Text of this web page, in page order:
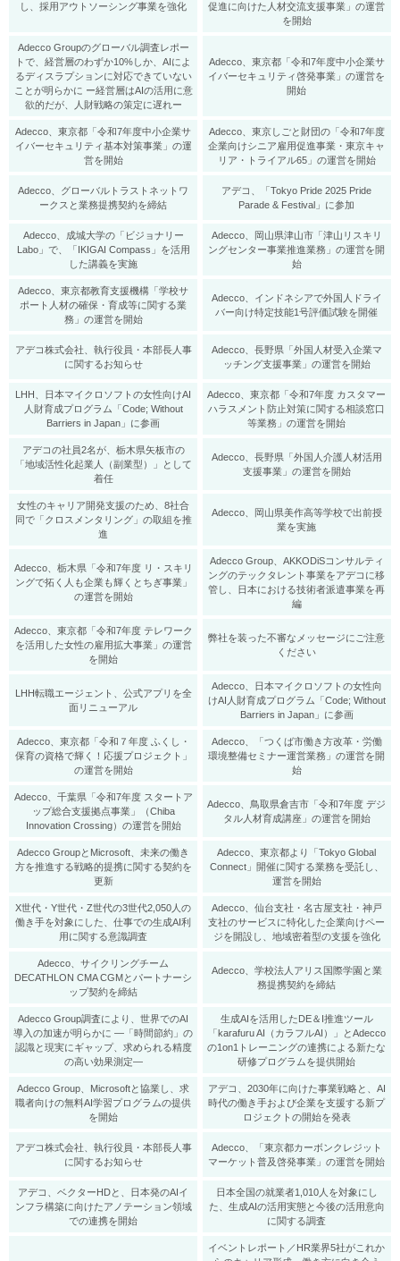
し、採用アウトソーシング事業を強化
促進に向けた人材交流支援事業」の運営
を開始
Adecco Groupのグローバル調査レポー
トで、経営層のわずか10%しか、AIによ
るディスラプションに対応できていない
ことが明らかに ー経営層はAIの活用に意
欲的だが、人財戦略の策定に遅れー
Adecco、東京都「令和7年度中小企業サ
イバーセキュリティ啓発事業」の運営を
開始
Adecco、東京都「令和7年度中小企業サ
イバーセキュリティ基本対策事業」の運
営を開始
Adecco、東京しごと財団の「令和7年度
企業向けシニア雇用促進事業・東京キャ
リア・トライアル65」の運営を開始
Adecco、グローバルトラストネットワ
ークスと業務提携契約を締結
アデコ、「Tokyo Pride 2025 Pride
Parade & Festival」に参加
Adecco、成城大学の「ビジョナリー
Labo」で、「IKIGAI Compass」を活用
した講義を実施
Adecco、岡山県津山市「津山リスキリ
ングセンター事業推進業務」の運営を開
始
Adecco、東京都教育支援機構「学校サ
ポート人材の確保・育成等に関する業
務」の運営を開始
Adecco、インドネシアで外国人ドライ
バー向け特定技能1号評価試験を開催
アデコ株式会社、執行役員・本部長人事
に関するお知らせ
Adecco、長野県「外国人材受入企業マ
ッチング支援事業」の運営を開始
LHH、日本マイクロソフトの女性向けAI
人財育成プログラム「Code; Without
Barriers in Japan」に参画
Adecco、東京都「令和7年度 カスタマー
ハラスメント防止対策に関する相談窓口
等業務」の運営を開始
アデコの社員2名が、栃木県矢板市の
「地域活性化起業人（副業型）」として
着任
Adecco、長野県「外国人介護人材活用
支援事業」の運営を開始
女性のキャリア開発支援のため、8社合
同で「クロスメンタリング」の取組を推
進
Adecco、岡山県美作高等学校で出前授
業を実施
Adecco、栃木県「令和7年度 リ・スキリ
ングで拓く人も企業も輝くとちぎ事業」
の運営を開始
Adecco Group、AKKODiSコンサルティ
ングのテックタレント事業をアデコに移
管し、日本における技術者派遣事業を再
編
Adecco、東京都「令和7年度 テレワーク
を活用した女性の雇用拡大事業」の運営
を開始
弊社を装った不審なメッセージにご注意
ください
LHH転職エージェント、公式アプリを全
面リニューアル
Adecco、日本マイクロソフトの女性向
けAI人財育成プログラム「Code; Without
Barriers in Japan」に参画
Adecco、東京都「令和７年度 ふくし・
保育の資格で輝く！応援プロジェクト」
の運営を開始
Adecco、「つくば市働き方改革・労働
環境整備セミナー運営業務」の運営を開
始
Adecco、千葉県「令和7年度 スタートア
ップ総合支援拠点事業」（Chiba
Innovation Crossing）の運営を開始
Adecco、鳥取県倉吉市「令和7年度 デジ
タル人材育成講座」の運営を開始
Adecco GroupとMicrosoft、未来の働き
方を推進する戦略的提携に関する契約を
更新
Adecco、東京都より「Tokyo Global
Connect」開催に関する業務を受託し、
運営を開始
X世代・Y世代・Z世代の3世代2,050人の
働き手を対象にした、仕事での生成AI利
用に関する意識調査
Adecco、仙台支社・名古屋支社・神戸
支社のサービスに特化した企業向けペー
ジを開設し、地域密着型の支援を強化
Adecco、サイクリングチーム
DECATHLON CMA CGMとパートナーシ
ップ契約を締結
Adecco、学校法人アリス国際学園と業
務提携契約を締結
Adecco Group調査により、世界でのAI
導入の加速が明らかに ―「時間節約」の
認識と現実にギャップ、求められる精度
の高い効果測定―
生成AIを活用したDE＆I推進ツール
「karafuru AI（カラフルAI）」とAdecco
の1on1トレーニングの連携による新たな
研修プログラムを提供開始
Adecco Group、Microsoftと協業し、求
職者向けの無料AI学習プログラムの提供
を開始
アデコ、2030年に向けた事業戦略と、AI
時代の働き手および企業を支援する新プ
ロジェクトの開始を発表
アデコ株式会社、執行役員・本部長人事
に関するお知らせ
Adecco、「東京都カーボンクレジット
マーケット普及啓発事業」の運営を開始
アデコ、ベクターHDと、日本発のAIイ
ンフラ構築に向けたアノテーション領域
での連携を開始
日本全国の就業者1,010人を対象にし
た、生成AIの活用実態と今後の活用意向
に関する調査
イベントレポート／HR業界5社がこれか